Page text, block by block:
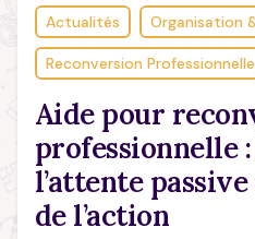
Actualités Organisation
Reconversion Professionnelle
Aide pour
professionnelle
l’attente
de l’action